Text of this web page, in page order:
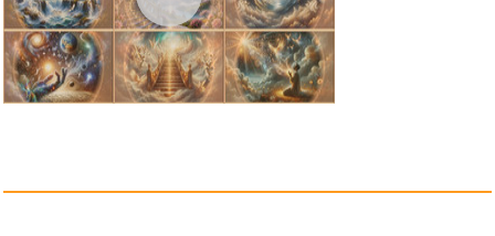
Warmies Wärmekissen/Stoff...